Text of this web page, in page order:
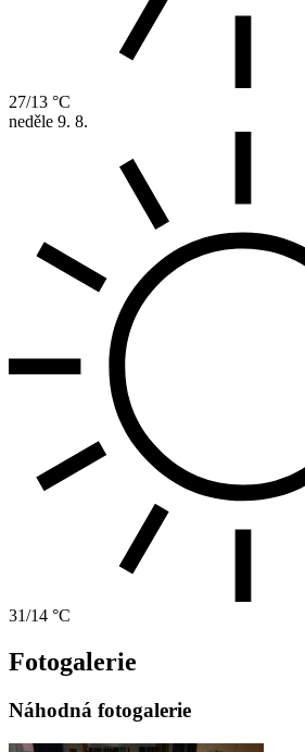
27/13 °C
neděle 9. 8.
31/14 °C
Fotogalerie
Náhodná fotogalerie